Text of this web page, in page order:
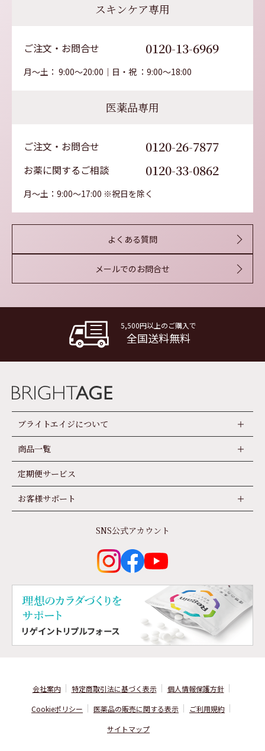
スキンケア専用
ご注文・お問合せ 0120-13-6969
月～土： 9:00～20:00│日・祝 ：9:00～18:00
医薬品専用
ご注文・お問合せ 0120-26-7877
お薬に関するご相談 0120-33-0862
月～土：9:00～17:00 ※祝日を除く
よくある質問
メールでのお問合せ
5,500円以上のご購入で
全国送料無料
ブライトエイジについて
商品一覧
定期便サービス
お客様サポート
SNS公式アカウント
会社案内 特定商取引法に基づく表示
個⼈情報保護⽅針
Cookieポリシー
医薬品の販売に関する表⽰
ご利用規約
サイトマップ